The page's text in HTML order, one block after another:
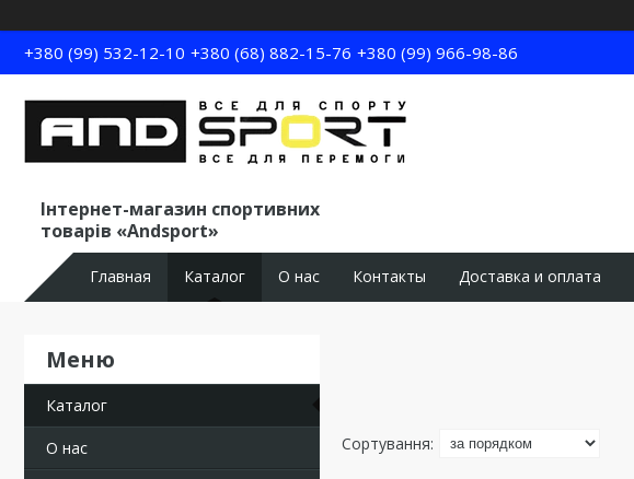
+380 (99) 532-12-10 +380 (68) 882-15-76 +380 (99) 966-98-86
Інтернет-магазин спортивних
товарів «Andsport»
Главная Каталог О нас Контакты Доставка и оплата
Каталог
О нас